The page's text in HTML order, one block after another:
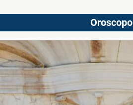
Oroscopo